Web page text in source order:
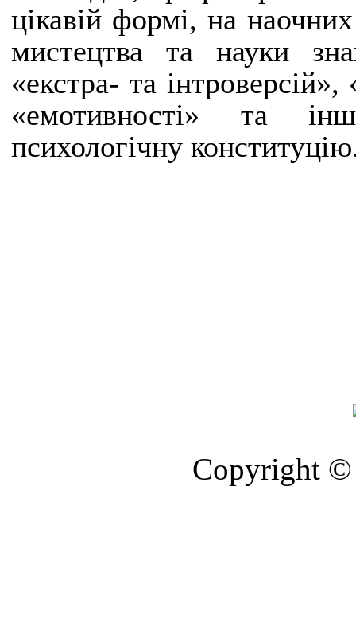
цікавій формі, на
мистецтва та науки
«екстра- та
«емотивності» та
психологічну
Copyright ©